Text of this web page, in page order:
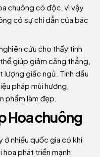
chuông có độc, vì vậy
có sự chỉ dẫn của bác
cứu cho thấy tinh
giúp giảm căng thẳng,
lượng giấc ngủ. Tinh dầu
pháp mùi hương,
phẩm làm đẹp.
Hoa chuông
nhiều quốc gia có khí
hoa phát triển mạnh